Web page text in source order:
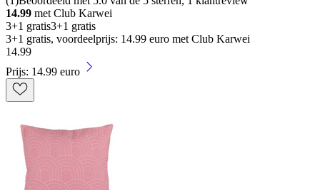
14.99 met Club Karwei
3+1 gratis3+1 gratis
3+1 gratis, voordeelprijs: 14.99 euro met Club Karwei
14.99
Prijs: 14.99 euro